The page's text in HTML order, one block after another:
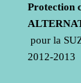
Protection
pour la
2012-2013